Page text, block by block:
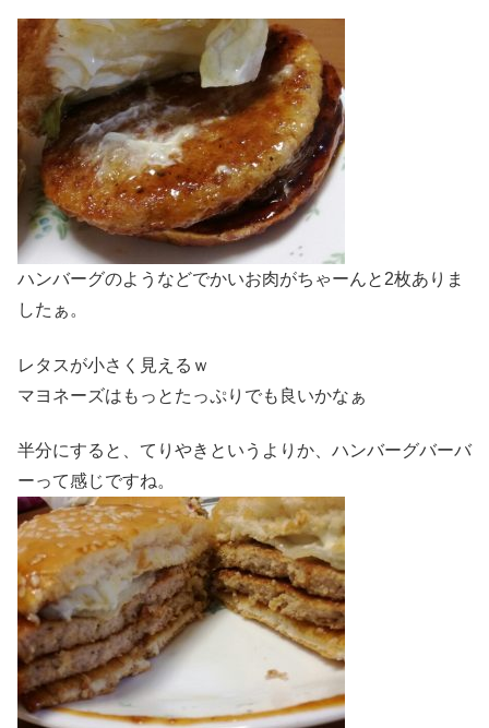
ハンバーグのようなどでかいお肉がちゃーんと2枚ありま
したぁ。
レタスが小さく見えるｗ
マヨネーズはもっとたっぷりでも良いかなぁ
半分にすると、てりやきというよりか、ハンバーグバーバ
ーって感じですね。